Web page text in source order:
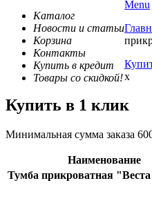
Каталог
Новости и статьи
Корзина
Контакты
Купить в кредит
Товары со скидкой!
Menu
x
Купить в 1 клик
Минимальная сумма заказа
Наименование
Тумба прикроватная